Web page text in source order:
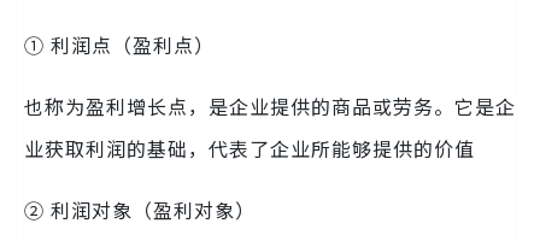
① 利润点（盈利点）
也称为盈利增长点，是企业提供的商品或劳务。它是企
业获取利润的基础，代表了企业所能够提供的价值
② 利润对象（盈利对象）